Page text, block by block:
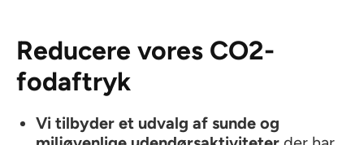
Reducere vores CO2-
fodaftryk
Vi tilbyder et udvalg af sunde og